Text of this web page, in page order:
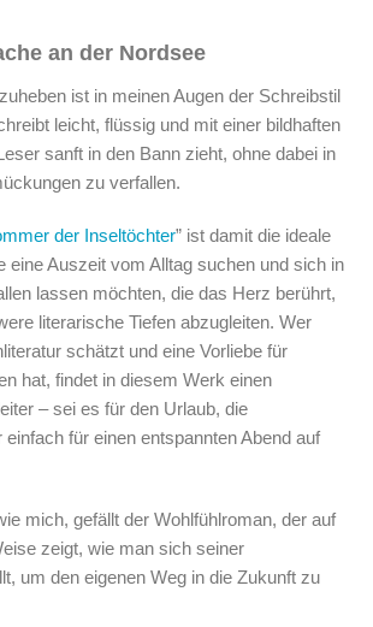
an der Nordsee
ist in meinen Augen der Schreibstil
leicht, flüssig und mit einer bildhaften
sanft in den Bann zieht, ohne dabei in
zu verfallen.
der Inseltöchter” ist damit die ideale
eine Auszeit vom Alltag suchen und sich in
lassen möchten, die das Herz berührt,
literarische Tiefen abzugleiten. Wer
schätzt und eine Vorliebe für
hat, findet in diesem Werk einen
– sei es für den Urlaub, die
für einen entspannten Abend auf
mich, gefällt der Wohlfühlroman, der auf
zeigt, wie man sich seiner
um den eigenen Weg in die Zukunft zu